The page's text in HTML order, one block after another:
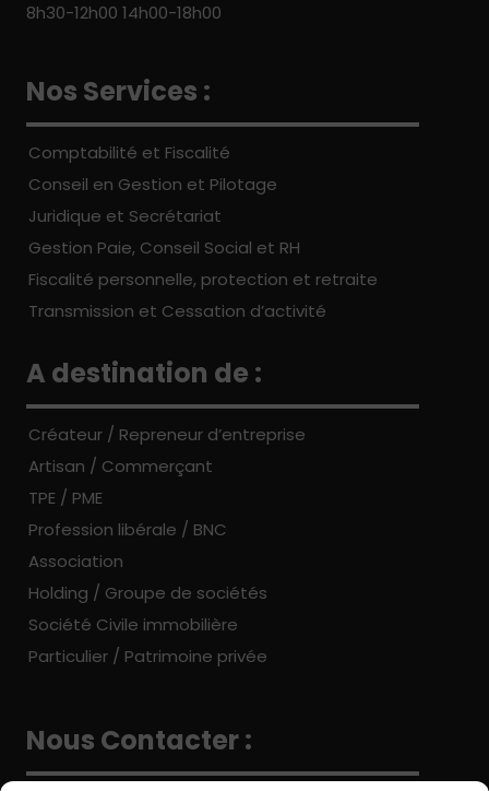
8h30-12h00 14h00-18h00
Nos Services :
Comptabilité et Fiscalité
Conseil en Gestion et Pilotage
Juridique et Secrétariat
Gestion Paie, Conseil Social et RH
Fiscalité personnelle, protection et retraite
Transmission et Cessation d’activité
A destination de :
Créateur / Repreneur d’entreprise
Artisan / Commerçant
TPE / PME
Profession libérale / BNC
Association
Holding / Groupe de sociétés
Société Civile immobilière
Particulier / Patrimoine privée
Nous Contacter :